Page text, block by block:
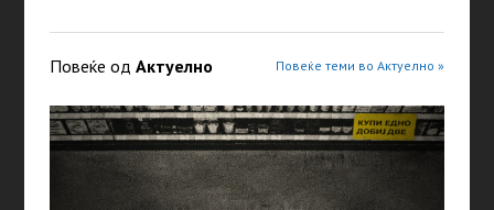
Повеќе од Актуелно Повеќе теми во Актуелно »